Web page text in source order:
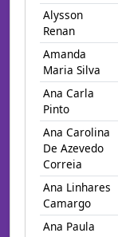
Alysson
Renan
Amanda
Maria Silva
Ana Carla
Pinto
Ana Carolina
De Azevedo
Correia
Ana Linhares
Camargo
Ana Paula